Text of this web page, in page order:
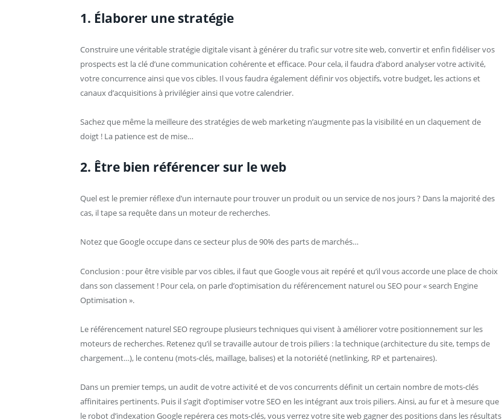
1. Élaborer une stratégie
Construire une véritable stratégie digitale visant à générer du trafic sur votre site web, convertir et enfin fidéliser vos
prospects est la clé d’une communication cohérente et efficace. Pour cela, il faudra d’abord analyser votre activité,
votre concurrence ainsi que vos cibles. Il vous faudra également définir vos objectifs, votre budget, les actions et
canaux d’acquisitions à privilégier ainsi que votre calendrier.
Sachez que même la meilleure des stratégies de web marketing n’augmente pas la visibilité en un claquement de
doigt ! La patience est de mise…
2. Être bien référencer sur le web
Quel est le premier réflexe d’un internaute pour trouver un produit ou un service de nos jours ? Dans la majorité des
cas, il tape sa requête dans un moteur de recherches.
Notez que Google occupe dans ce secteur plus de 90% des parts de marchés…
Conclusion : pour être visible par vos cibles, il faut que Google vous ait repéré et qu’il vous accorde une place de choix
dans son classement ! Pour cela, on parle d’optimisation du référencement naturel ou SEO pour « search Engine
Optimisation ».
Le référencement naturel SEO regroupe plusieurs techniques qui visent à améliorer votre positionnement sur les
moteurs de recherches. Retenez qu’il se travaille autour de trois piliers : la technique (architecture du site, temps de
chargement…), le contenu (mots-clés, maillage, balises) et la notoriété (netlinking, RP et partenaires).
Dans un premier temps, un audit de votre activité et de vos concurrents définit un certain nombre de mots-clés
affinitaires pertinents. Puis il s’agit d’optimiser votre SEO en les intégrant aux trois piliers. Ainsi, au fur et à mesure que
le robot d’indexation Google repérera ces mots-clés, vous verrez votre site web gagner des positions dans les résultats